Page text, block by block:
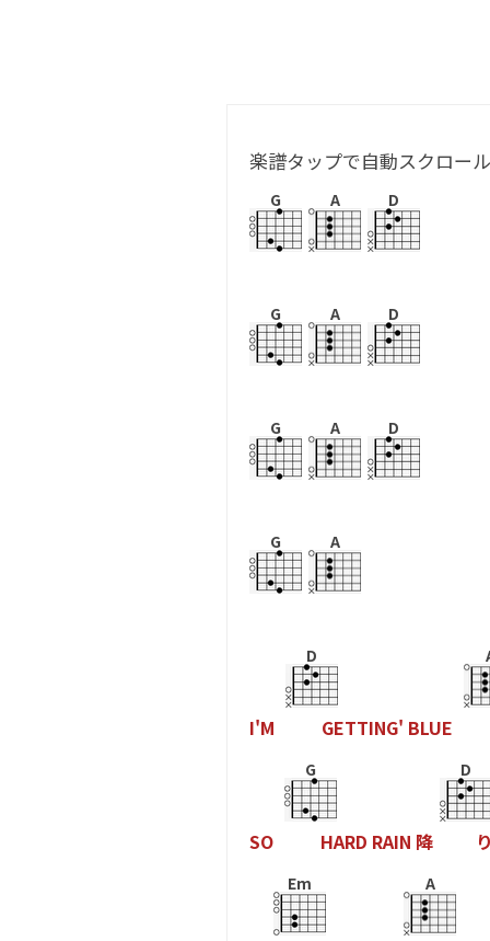
楽譜タップで自動スクロー
G A D
G A D
G A D
G A
I'M
D
GETTING' BLUE
SO
G
HARD RAIN 降
D
Em A